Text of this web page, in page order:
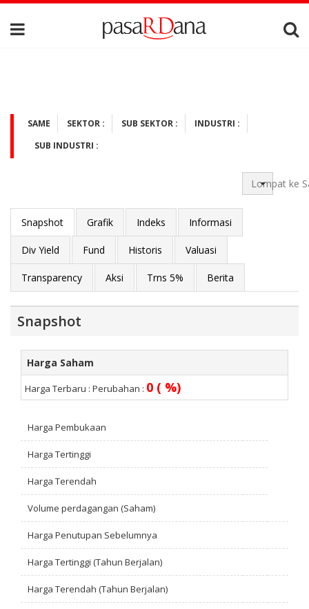
SAME SEKTOR : SUB SEKTOR :
INDUSTRI :
SUB INDUSTRI :
Lompat ke
Snapshot Grafik Indeks Informasi
Div Yield Fund Historis Valuasi
Transparency Aksi Trns 5% Berita
Snapshot
Harga Saham
Harga Terbaru : Perubahan : 0 ( %)
Harga Pembukaan
Harga Tertinggi
Harga Terendah
Volume perdagangan (Saham)
Harga Penutupan Sebelumnya
Harga Tertinggi (Tahun Berjalan)
Harga Terendah (Tahun Berjalan)